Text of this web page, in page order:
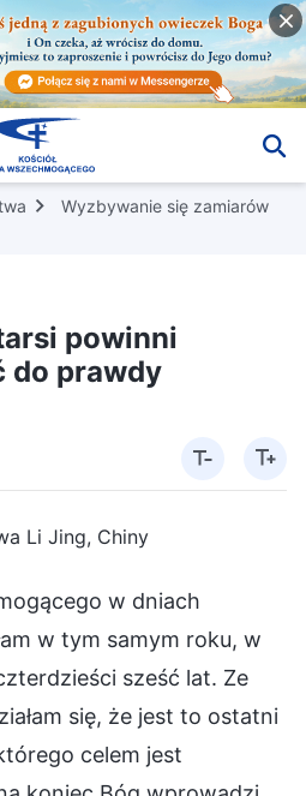
Wyzbywanie się zamiarów
powinni
do prawdy
Li Jing, Chiny
w dniach
w tym samym roku, w
sześć lat. Ze
się, że jest to ostatni
celem jest